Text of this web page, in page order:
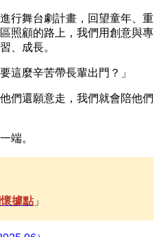
舞台劇計畫，回望童年、重
照顧的路上，我們用創意與專
、成長。
麼辛苦帶長輩出門？」
還願意走，我們就會陪他們
端。
據點 」